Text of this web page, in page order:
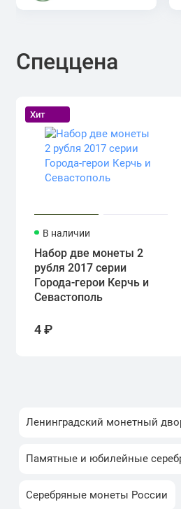
Спеццена
Хит
В наличии
Набор две монеты 2
рубля 2017 серии
Города-герои Керчь и
Севастополь
4 ₽
Ленинградский монетный
Памятные и юбилейные
Серебряные монеты России